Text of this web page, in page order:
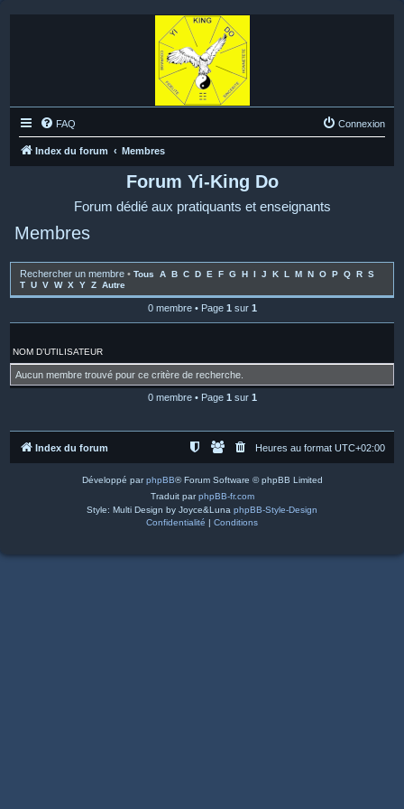
FAQ Connexion
Index du forum Membres
Forum Yi-King Do
Forum dédié aux pratiquants et enseignants
Membres
Rechercher un membre • Tous A B C D E F G H I J K L M N O P Q R S
T U V W X Y Z Autre
0 membre • Page 1 sur 1
NOM D’UTILISATEUR
Aucun membre trouvé pour ce critère de recherche.
0 membre • Page 1 sur 1
Index du forum Heures au format UTC+02:00
Développé parphpBB® Forum Software © phpBB Limited
Traduit parphpBB-fr.com
Style: Multi Design by Joyce&Luna phpBB-Style-Design
Confidentialité | Conditions